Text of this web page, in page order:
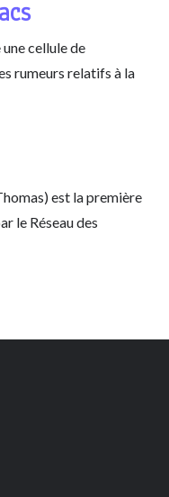
cellule de
rumeurs relatifs à la
est la première
le Réseau des